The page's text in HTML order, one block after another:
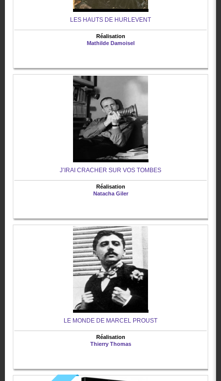
LES HAUTS DE HURLEVENT
Réalisation
Mathilde Damoisel
J’IRAI CRACHER SUR VOS TOMBES
Réalisation
Natacha Giler
LE MONDE DE MARCEL PROUST
Réalisation
Thierry Thomas